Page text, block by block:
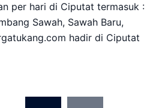
per hari di Ciputat termasuk :
Sawah, Sawah Baru,
hadir di Ciputat